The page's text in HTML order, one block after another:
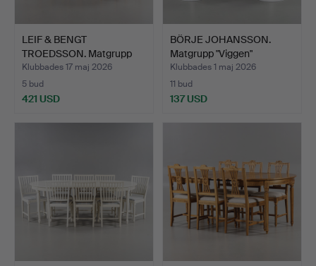
LEIF & BENGT
TROEDSSON. Matgrupp
"Rimbo" V…
Klubbades 17 maj 2026
5 bud
421 USD
BÖRJE JOHANSSON.
Matgrupp "Viggen"
Johanso…
Klubbades 1 maj 2026
11 bud
137 USD